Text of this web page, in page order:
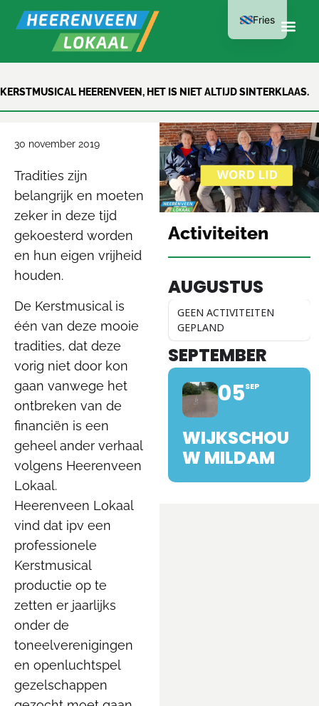
KERSTMUSICAL HEERENVEEN, HET IS NIET ALTIJD SINTERKLAAS.
30 november 2019
Tradities zijn
belangrijk en moeten
zeker in deze tijd
gekoesterd worden
en hun eigen vrijheid
houden.
De Kerstmusical is
één van deze mooie
tradities, dat deze
vorig niet door kon
gaan vanwege het
ontbreken van de
financiën is een
geheel ander verhaal
volgens Heerenveen
Lokaal.
Heerenveen Lokaal
vind dat ipv een
professionele
Kerstmusical
productie op te
zetten er jaarlijks
onder de
toneelverenigingen
en openluchtspel
gezelschappen
KAN AL VANAF
€15 PER JAAR
Activiteiten
AUGUSTUS
GEEN ACTIVITEITEN
GEPLAND
SEPTEMBER
05SEP
WIJKSCHOU
W MILDAM
Fries